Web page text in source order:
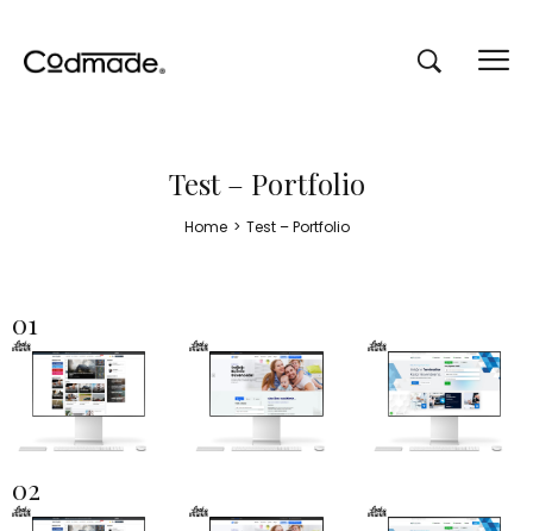
Test – Portfolio
Home > Test – Portfolio
01
02